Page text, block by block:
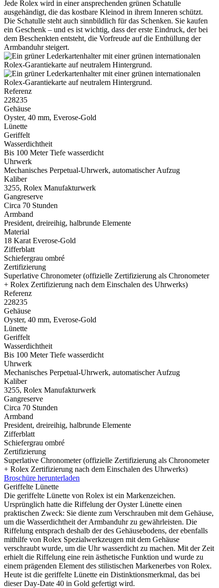
Jede Rolex wird in einer ansprechenden grünen Schatulle
ausgehändigt, die das kostbare Kleinod in ihrem Inneren schützt.
Die Schatulle steht auch sinnbildlich für das Schenken. Sie kaufen
ein Geschenk – und es ist wichtig, dass der erste Eindruck, der bei
dem Beschenkten entsteht, die Vorfreude auf die Enthüllung der
Armbanduhr steigert.
Referenz
228235
Gehäuse
Oyster, 40 mm, Everose-Gold
Lünette
Geriffelt
Wasserdichtheit
Bis 100 Meter Tiefe wasserdicht
Uhrwerk
Mechanisches Perpetual-Uhrwerk, automatischer Aufzug
Kaliber
3255, Rolex Manufakturwerk
Gangreserve
Circa 70 Stunden
Armband
President, dreireihig, halbrunde Elemente
Material
18 Karat Everose-Gold
Zifferblatt
Schiefergrau ombré
Zertifizierung
Superlative Chronometer (offizielle Zertifizierung als Chronometer
+ Rolex Zertifizierung nach dem Einschalen des Uhrwerks)
Referenz
228235
Gehäuse
Oyster, 40 mm, Everose-Gold
Lünette
Geriffelt
Wasserdichtheit
Bis 100 Meter Tiefe wasserdicht
Uhrwerk
Mechanisches Perpetual-Uhrwerk, automatischer Aufzug
Kaliber
3255, Rolex Manufakturwerk
Gangreserve
Circa 70 Stunden
Armband
President, dreireihig, halbrunde Elemente
Zifferblatt
Schiefergrau ombré
Zertifizierung
Superlative Chronometer (offizielle Zertifizierung als Chronometer
+ Rolex Zertifizierung nach dem Einschalen des Uhrwerks)
Broschüre herunterladen
Geriffelte Lünette
Die geriffelte Lünette von Rolex ist ein Markenzeichen.
Ursprünglich hatte die Riffelung der Oyster Lünette einen
praktischen Zweck: Sie diente zum Verschrauben mit dem Gehäuse­,
um die Wasserdichtheit der Armbanduhr zu gewährleisten. Die
Riffelung entsprach deshalb der des Gehäuse­bodens, der ebenfalls
mithilfe von Rolex Spezial­werkzeugen mit dem Gehäuse
verschraubt wurde, um die Uhr wasserdicht zu machen. Mit der Zeit
erhielt die Riffelung eine rein ästhetische Funktion und wurde zu
einem prägenden Element des stilistischen Markenerbes von Rolex.
Heute ist die geriffelte Lünette ein Distinktions­merkmal, das bei
dieser Day-Date 40 in Gold gefertigt wird.